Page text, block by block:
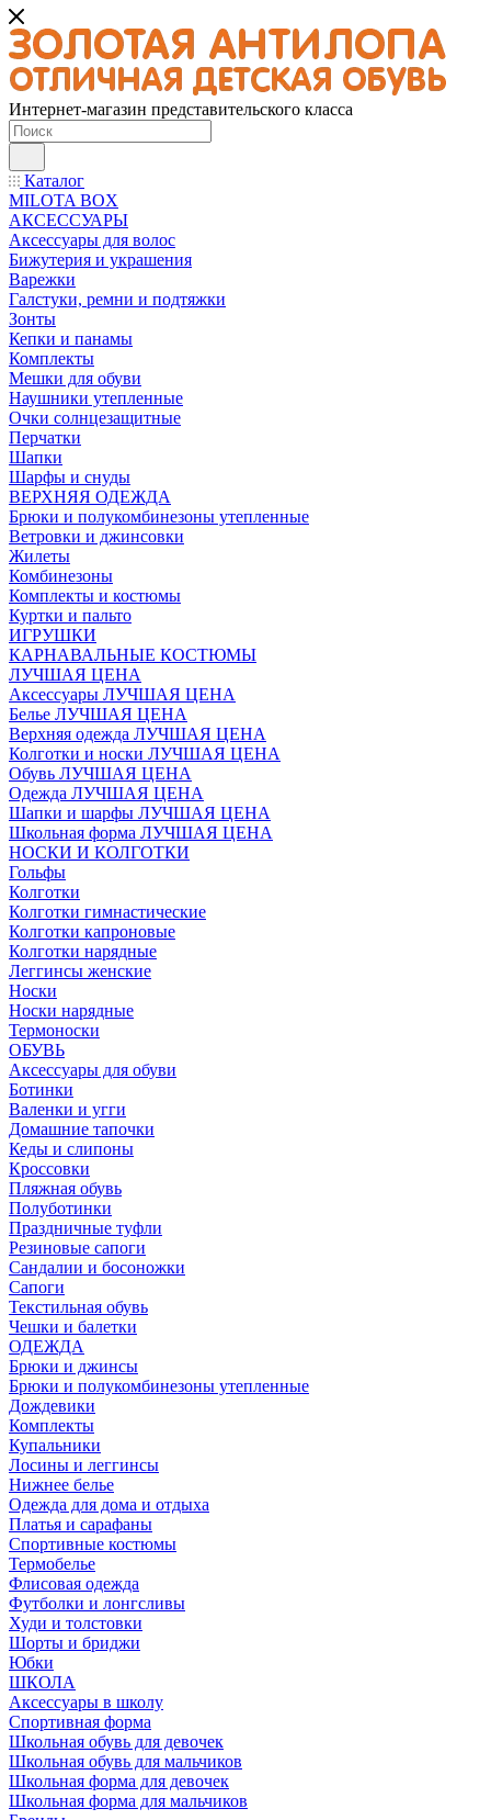
Интернет-магазин представительского класса
Каталог
MILOTA BOX
АКСЕССУАРЫ
Аксессуары для волос
Бижутерия и украшения
Варежки
Галстуки, ремни и подтяжки
Зонты
Кепки и панамы
Комплекты
Мешки для обуви
Наушники утепленные
Очки солнцезащитные
Перчатки
Шапки
Шарфы и снуды
ВЕРХНЯЯ ОДЕЖДА
Брюки и полукомбинезоны утепленные
Ветровки и джинсовки
Жилеты
Комбинезоны
Комплекты и костюмы
Куртки и пальто
ИГРУШКИ
КАРНАВАЛЬНЫЕ КОСТЮМЫ
ЛУЧШАЯ ЦЕНА
Аксессуары ЛУЧШАЯ ЦЕНА
Белье ЛУЧШАЯ ЦЕНА
Верхняя одежда ЛУЧШАЯ ЦЕНА
Колготки и носки ЛУЧШАЯ ЦЕНА
Обувь ЛУЧШАЯ ЦЕНА
Одежда ЛУЧШАЯ ЦЕНА
Шапки и шарфы ЛУЧШАЯ ЦЕНА
Школьная форма ЛУЧШАЯ ЦЕНА
НОСКИ И КОЛГОТКИ
Гольфы
Колготки
Колготки гимнастические
Колготки капроновые
Колготки нарядные
Леггинсы женские
Носки
Носки нарядные
Термоноски
ОБУВЬ
Аксессуары для обуви
Ботинки
Валенки и угги
Домашние тапочки
Кеды и слипоны
Кроссовки
Пляжная обувь
Полуботинки
Праздничные туфли
Резиновые сапоги
Сандалии и босоножки
Сапоги
Текстильная обувь
Чешки и балетки
ОДЕЖДА
Брюки и джинсы
Брюки и полукомбинезоны утепленные
Дождевики
Комплекты
Купальники
Лосины и леггинсы
Нижнее белье
Одежда для дома и отдыха
Платья и сарафаны
Спортивные костюмы
Термобелье
Флисовая одежда
Футболки и лонгсливы
Худи и толстовки
Шорты и бриджи
Юбки
ШКОЛА
Аксессуары в школу
Спортивная форма
Школьная обувь для девочек
Школьная обувь для мальчиков
Школьная форма для девочек
Школьная форма для мальчиков